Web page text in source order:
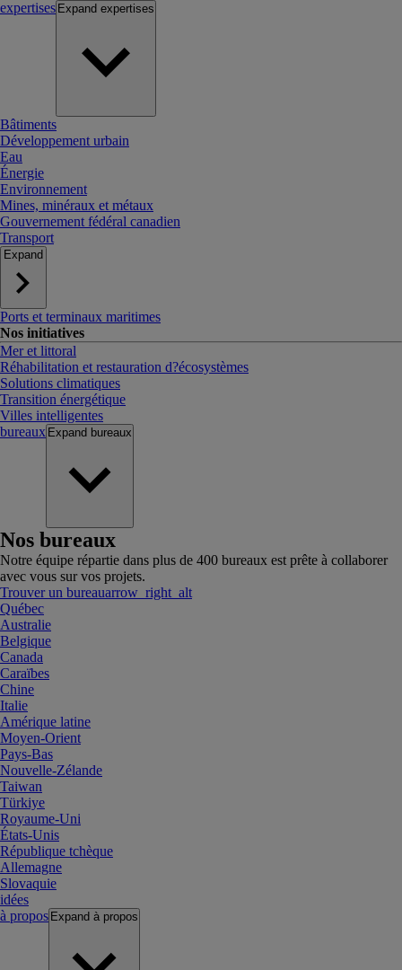
expertises Expand expertises
Bâtiments
Développement urbain
Eau
Énergie
Environnement
Mines, minéraux et métaux
Gouvernement fédéral canadien
Transport
Expand
Ports et terminaux maritimes
Nos initiatives
Mer et littoral
Réhabilitation et restauration d?écosystèmes
Solutions climatiques
Transition énergétique
Villes intelligentes
bureaux Expand bureaux
Nos bureaux
Notre équipe répartie dans plus de 400 bureaux est prête à collaborer
avec vous sur vos projets.
Trouver un bureauarrow_right_alt
Québec
Australie
Belgique
Canada
Caraïbes
Chine
Italie
Amérique latine
Moyen-Orient
Pays-Bas
Nouvelle-Zélande
Taiwan
Türkiye
Royaume-Uni
États-Unis
République tchèque
Allemagne
Slovaquie
idées
à propos Expand à propos